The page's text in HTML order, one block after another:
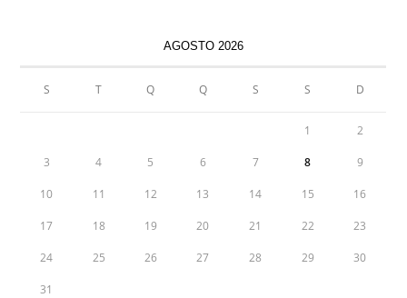
AGOSTO 2026
S T Q Q S S D
1 2
3 4 5 6 7 8 9
10 11 12 13 14 15 16
17 18 19 20 21 22 23
24 25 26 27 28 29 30
31